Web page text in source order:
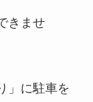
きませ
」に駐車を